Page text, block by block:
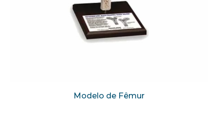
Modelo de Fêmur